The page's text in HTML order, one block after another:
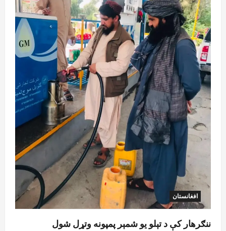
5
کورنیو چارو وزارت: حیرتان کې د بهرنیو
اسعارو د قاچاق هڅه شنډه شوه
sharqnewsglobal.com
August 6, 2026
0
افغانستان
ننګرهار کې د تېلو یو شمېر پمپونه وتړل شول